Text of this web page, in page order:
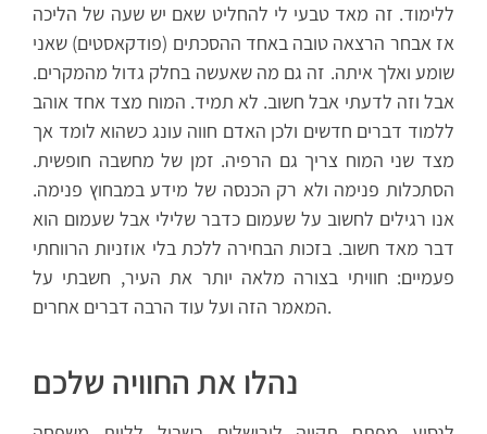
ללימוד. זה מאד טבעי לי להחליט שאם יש שעה של הליכה
אז אבחר הרצאה טובה באחד ההסכתים (פודקאסטים) שאני
שומע ואלך איתה. זה גם מה שאעשה בחלק גדול מהמקרים.
אבל וזה לדעתי אבל חשוב. לא תמיד. המוח מצד אחד אוהב
ללמוד דברים חדשים ולכן האדם חווה עונג כשהוא לומד אך
מצד שני המוח צריך גם הרפיה. זמן של מחשבה חופשית.
הסתכלות פנימה ולא רק הכנסה של מידע במבחוץ פנימה.
אנו רגילים לחשוב על שעמום כדבר שלילי אבל שעמום הוא
דבר מאד חשוב. בזכות הבחירה ללכת בלי אוזניות הרווחתי
פעמיים: חוויתי בצורה מלאה יותר את העיר, חשבתי על
המאמר הזה ועל עוד הרבה דברים אחרים.
נהלו את החוויה שלכם